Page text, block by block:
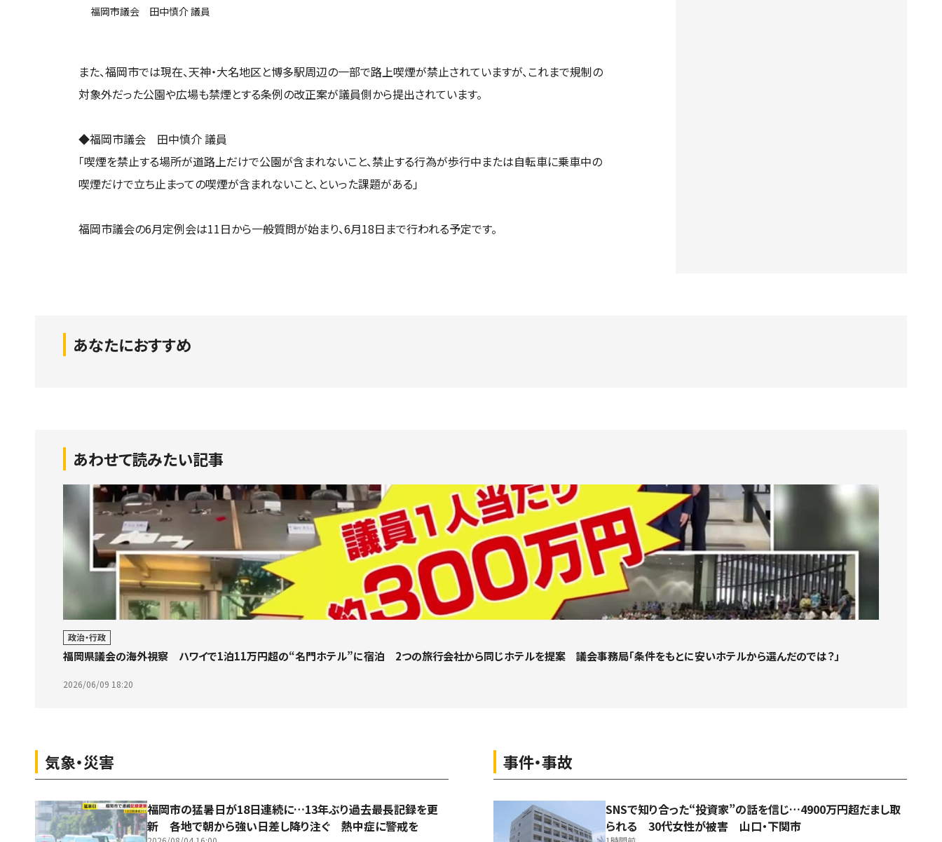
福岡市議会 田中慎介 議員
また、福岡市では現在、天神・大名地区と博多駅周辺の一部で路上喫煙が禁止されていますが、これまで規制の
対象外だった公園や広場も禁煙とする条例の改正案が議員側から提出されています。
◆福岡市議会 田中慎介 議員
「喫煙を禁止する場所が道路上だけで公園が含まれないこと、禁止する行為が歩行中または自転車に乗車中の
喫煙だけで立ち止まっての喫煙が含まれないこと、といった課題がある」
福岡市議会の6月定例会は11日から一般質問が始まり、6月18日まで行われる予定です。
あなたにおすすめ
あわせて読みたい記事
政治・行政
福岡県議会の海外視察 ハワイで1泊11万円超の“名門ホテル”に宿泊 2つの旅行会社から同じホテルを提案 議会事務局「条件をもとに安いホテルから選んだのでは？」
2026/06/09 18:20
気象・災害
福岡市の猛暑日が18日連続に…13年ぶり過去最長記録を更
新 各地で朝から強い日差し降り注ぐ 熱中症に警戒を
事件・事故
SNSで知り合った“投資家”の話を信じ…4900万円超だまし取
られる 30代女性が被害 山口・下関市